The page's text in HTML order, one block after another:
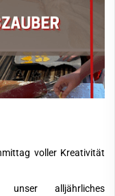
voller Kreativität
alljährliches